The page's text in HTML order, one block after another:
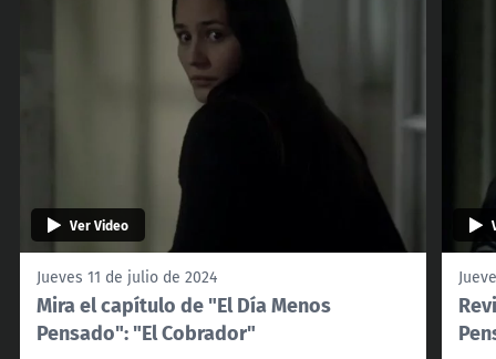
Ver Video
Jueves 11 de julio de 2024
Mira el capítulo de "El Día Menos
Pensado": "El Cobrador"